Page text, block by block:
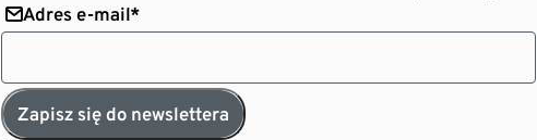
Adres e-mail*
Zapisz się do newslettera